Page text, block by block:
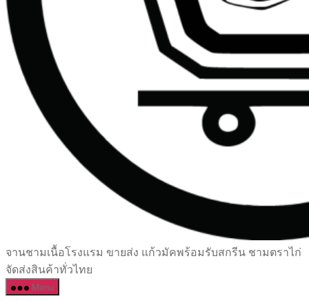
เซรามิค
ครบ
ครัน
จานชามเนื้อโรงแรม ขายส่ง แก้วมัคพร้อมรับสกรีน ชามตราไก่
จัดส่งสินค้าทั่วไทย
Menu